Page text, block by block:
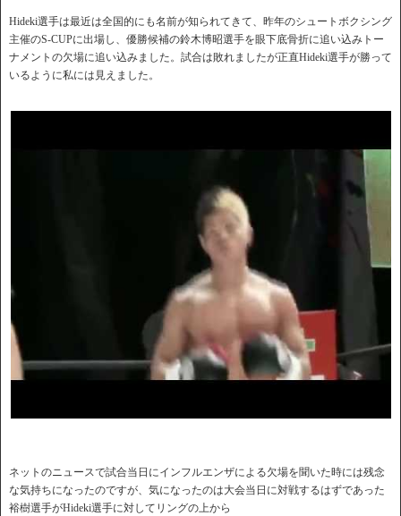
Hideki選手は最近は全国的にも名前が知られてきて、昨年のシュートボクシング
主催のS-CUPに出場し、優勝候補の鈴木博昭選手を眼下底骨折に追い込みトー
ナメントの欠場に追い込みました。試合は敗れましたが正直Hideki選手が勝って
いるように私には見えました。
ネットのニュースで試合当日にインフルエンザによる欠場を聞いた時には残念
な気持ちになったのですが、気になったのは大会当日に対戦するはずであった
裕樹選手がHideki選手に対してリングの上から